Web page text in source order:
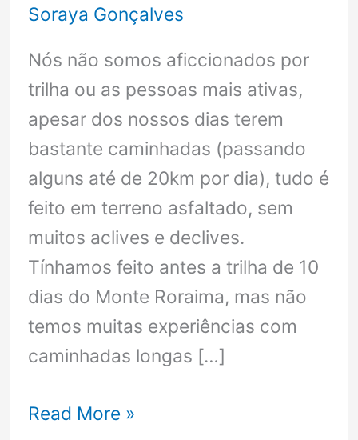
Soraya Gonçalves
Nós não somos aficcionados por
trilha ou as pessoas mais ativas,
apesar dos nossos dias terem
bastante caminhadas (passando
alguns até de 20km por dia), tudo é
feito em terreno asfaltado, sem
muitos aclives e declives.
Tínhamos feito antes a trilha de 10
dias do Monte Roraima, mas não
temos muitas experiências com
caminhadas longas […]
Everest
Read More »